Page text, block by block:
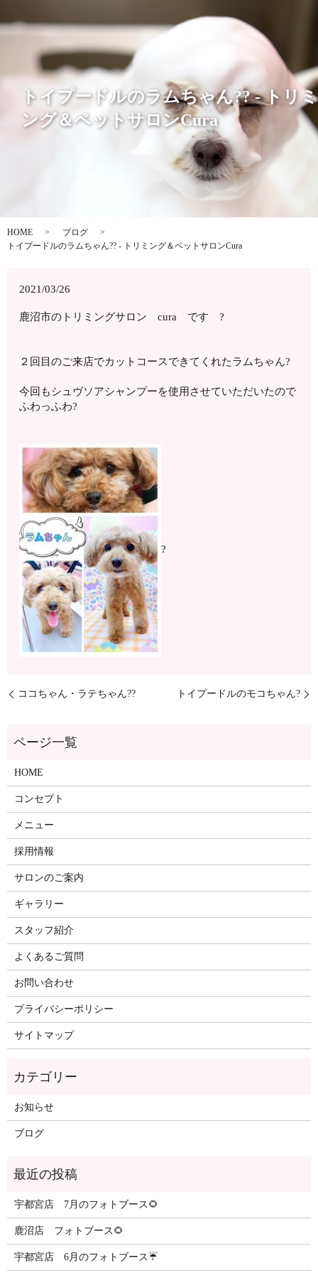
トイプードルのラムちゃん?? - トリミ
ング＆ペットサロンCura
HOME
ブログ
トイプードルのラムちゃん?? - トリミング＆ペットサロンCura
2021/03/26
鹿沼市のトリミングサロン cura です ?
２回目のご来店でカットコースできてくれたラムちゃん?
今回もシュヴソアシャンプーを使用させていただいたので
ふわっふわ?
?
ココちゃん・ラテちゃん?? トイプードルのモコちゃん?
ページ一覧
HOME
コンセプト
メニュー
採用情報
サロンのご案内
ギャラリー
スタッフ紹介
よくあるご質問
お問い合わせ
プライバシーポリシー
サイトマップ
カテゴリー
お知らせ
ブログ
最近の投稿
宇都宮店 7月のフォトブース🌻
鹿沼店 フォトブース🌻
宇都宮店 6月のフォトブース☔️